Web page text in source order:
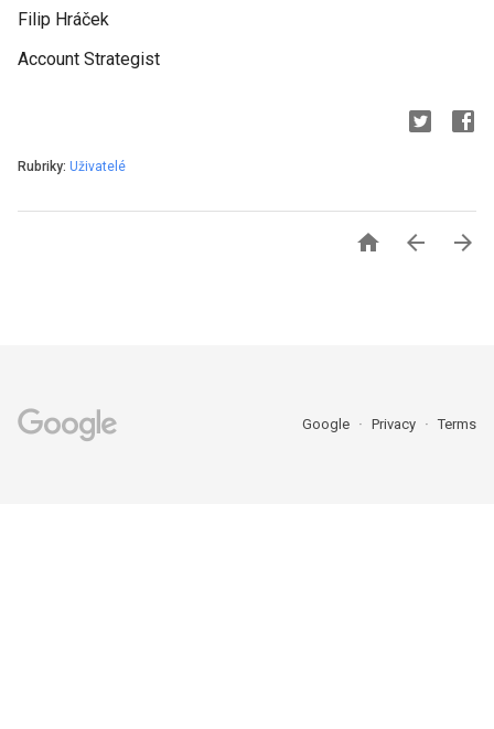
Filip Hráček
Account Strategist
Rubriky: Uživatelé
  
Google Privacy Terms